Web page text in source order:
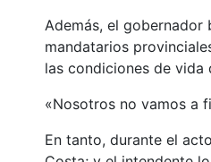
Además, el gobernador
mandatarios
las condiciones de vida
«Nosotros no vamos a
En tanto, durante el